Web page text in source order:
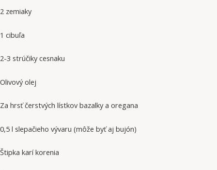
2 zemiaky
1 cibuľa
2-3 strúčiky cesnaku
Olivový olej
Za hrsť čerstvých lístkov bazalky a oregana
0,5 l slepačieho vývaru (môže byť aj bujón)
Štipka karí korenia